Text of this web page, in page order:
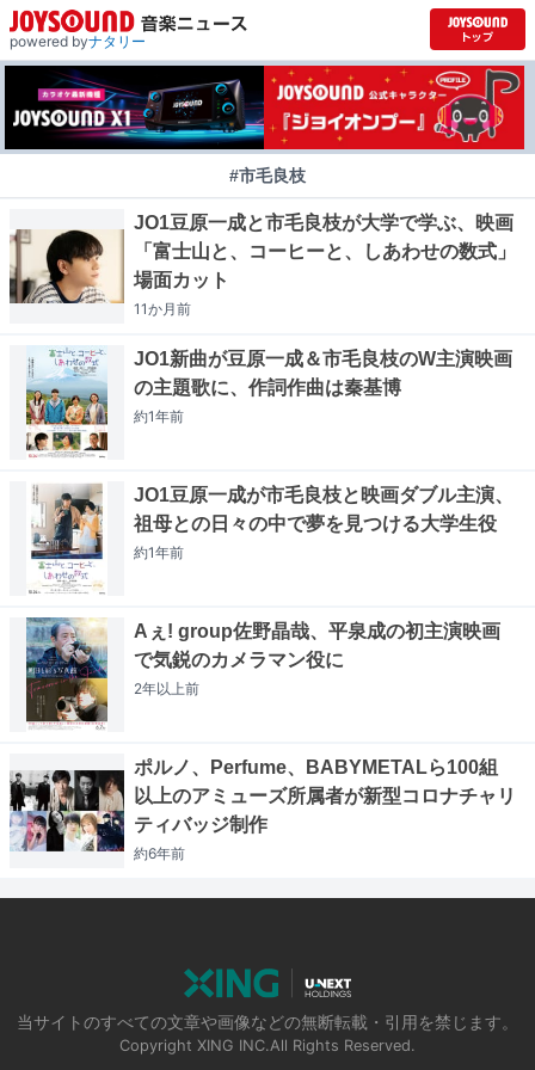
powered byナタリー
#市毛良枝
JO1豆原一成と市毛良枝が大学で学ぶ、映画
「富士山と、コーヒーと、しあわせの数式」
場面カット
11か月前
JO1新曲が豆原一成＆市毛良枝のW主演映画
の主題歌に、作詞作曲は秦基博
約1年前
JO1豆原一成が市毛良枝と映画ダブル主演、
祖母との日々の中で夢を見つける大学生役
約1年前
Aぇ! group佐野晶哉、平泉成の初主演映画
で気鋭のカメラマン役に
2年以上前
ポルノ、Perfume、BABYMETALら100組
以上のアミューズ所属者が新型コロナチャリ
ティバッジ制作
約6年前
当サイトのすべての文章や画像などの無断転載・引用を禁じます。
Copyright XING INC.All Rights Reserved.